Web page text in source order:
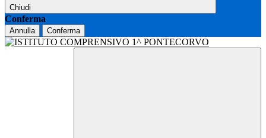
Chiudi
Conferma
Annulla Conferma